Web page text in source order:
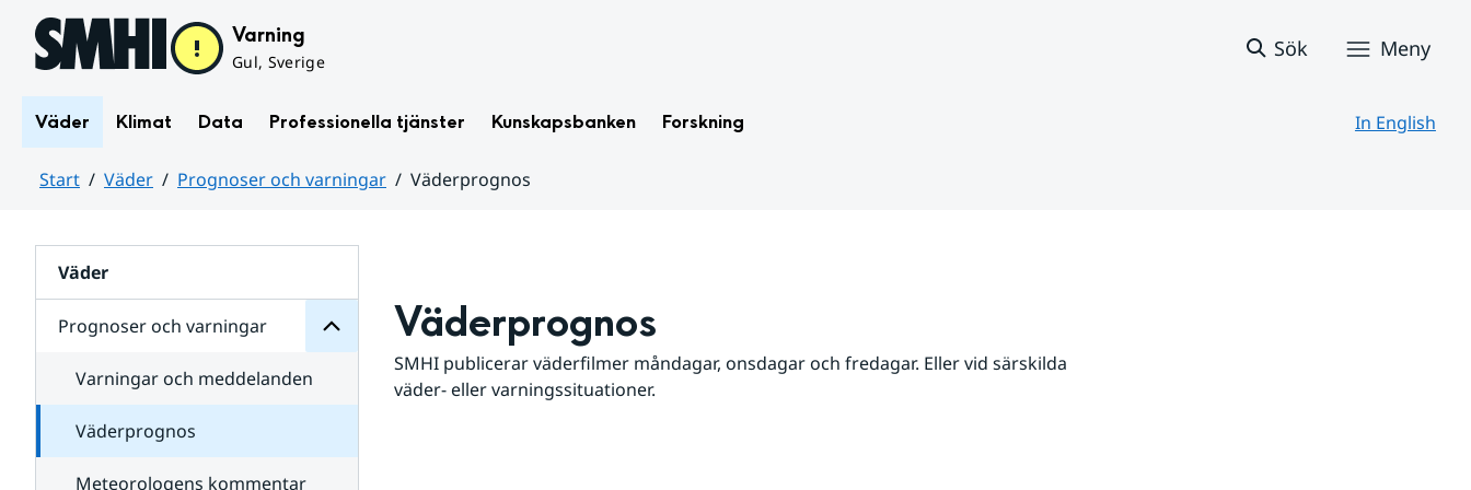
Hoppa till sidans innehåll Varning
Gul, Sverige
Sök Meny
Väder Klimat Data Professionella tjänster Kunskapsbanken Forskning In English
Start Väder Prognoser och varningar
Väderprognos
Väder
Prognoser och varningar
för
varningar
Varningar och meddelanden
Väderprognos
Meteorologens kommentar
Väderprognos
SMHI publicerar väderfilmer måndagar, onsdagar och fredagar. Eller vid särskilda
väder- eller varningssituationer.